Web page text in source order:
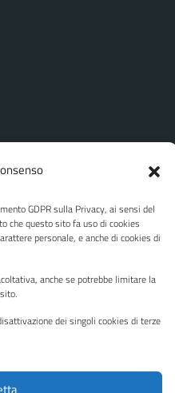
GDPR sulla Privacy, ai sensi del
che questo sito fa uso di cookies
personale, e anche di cookies di
anche se potrebbe limitare la
dei singoli cookies di terze